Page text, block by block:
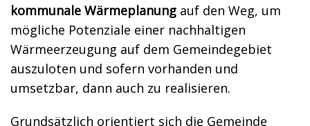
kommunale Wärmeplanung auf den Weg, um
mögliche Potenziale einer nachhaltigen
Wärmeerzeugung auf dem Gemeindegebiet
auszuloten und sofern vorhanden und
umsetzbar, dann auch zu realisieren.
Grundsätzlich orientiert sich die Gemeinde